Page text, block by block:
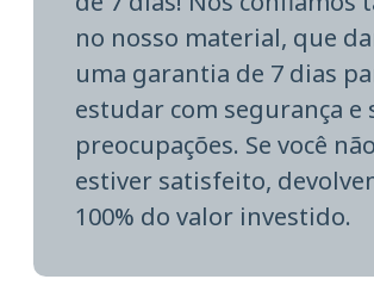
no nosso material, que
uma garantia de 7 dias
estudar com segurança e
preocupações. Se você não
estiver satisfeito,
100% do valor investido.